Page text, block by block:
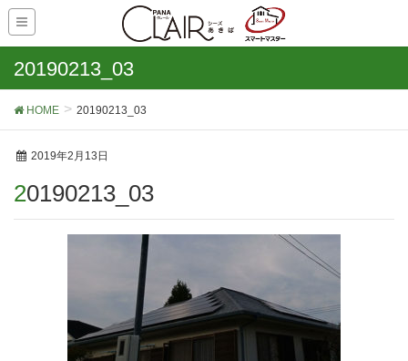
20190213_03
HOME 20190213_03
2019年2月13日
20190213_03